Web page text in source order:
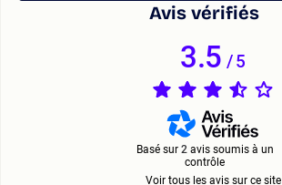
Avis vérifiés
3.5/5
Basé sur 2 avis soumis à un
contrôle
Voir tous les avis sur ce site